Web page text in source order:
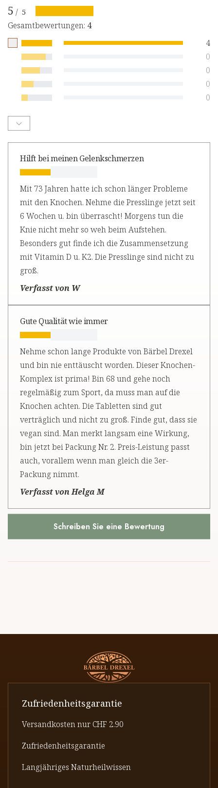
5 / 5
Gesamtbewertungen: 4
4
0
0
0
0
Hilft bei meinen Gelenkschmerzen
Mit 73 Jahren hatte ich schon länger Probleme
mit den Knochen. Nehme die Presslinge jetzt seit
6 Wochen u. bin überrascht! Morgens tun die
Knie nicht mehr so weh beim Aufstehen.
Besonders gut finde ich die Zusammensetzung
mit Vitamin D u. K2. Die Presslinge sind nicht zu
groß.
Verfasst von W
Gute Qualität wie immer
Nehme schon lange Produkte von Bärbel Drexel
und bin nie enttäuscht worden. Dieser Knochen-
Komplex ist prima! Bin 68 und gehe noch
regelmäßig zum Sport, da muss man auf die
Knochen achten. Die Tabletten sind gut
verträglich und nicht zu groß. Finde gut, dass sie
vegan sind. Man merkt langsam eine Wirkung,
bin jetzt bei Packung Nr. 2. Preis-Leistung passt
auch, vorallem wenn man gleich die 3er-
Packung nimmt.
Verfasst von Helga M
Schreiben Sie eine Bewertung
Zufriedenheitsgarantie
Versandkosten nur CHF 2.90
Zufriedenheitsgarantie
Langjähriges Naturheilwissen